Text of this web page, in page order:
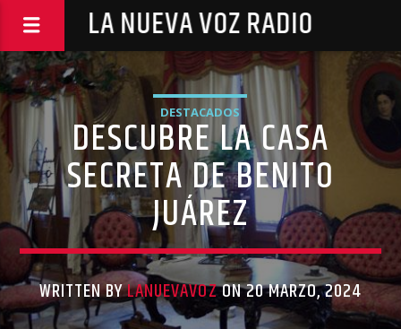
LA NUEVA VOZ RADIO
DESTACADOS
DESCUBRE LA CASA
SECRETA DE BENITO
JUÁREZ
WRITTEN BYLANUEVAVOZON 20 MARZO, 2024